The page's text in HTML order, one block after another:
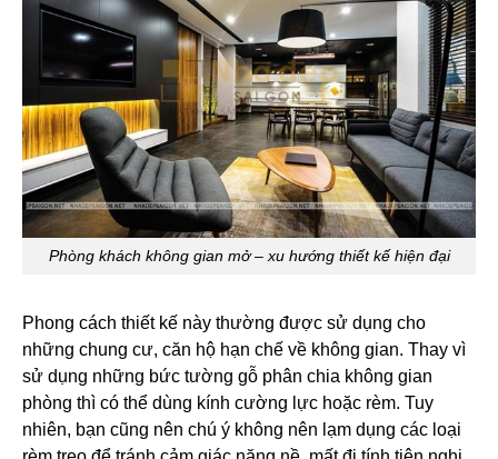
Phòng khách không gian mở – xu hướng thiết kế hiện đại
Phong cách thiết kế này thường được sử dụng cho
những chung cư, căn hộ hạn chế về không gian. Thay vì
sử dụng những bức tường gỗ phân chia không gian
phòng thì có thể dùng kính cường lực hoặc rèm. Tuy
nhiên, bạn cũng nên chú ý không nên lạm dụng các loại